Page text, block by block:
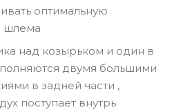
оптимальную
шлема
над козырьком и один в
двумя большими
в задней части ,
поступает внутрь